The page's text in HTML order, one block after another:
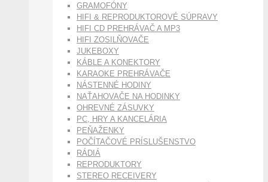
GRAMOFÓNY
HIFI & REPRODUKTOROVÉ SÚPRAVY
HIFI CD PREHRÁVAČ A MP3
HIFI ZOSILŇOVAČE
JUKEBOXY
KÁBLE A KONEKTORY
KARAOKE PREHRÁVAČE
NÁSTENNÉ HODINY
NAŤAHOVAČE NA HODINKY
OHREVNÉ ZÁSUVKY
PC, HRY A KANCELÁRIA
PEŇAŽENKY
POČÍTAČOVÉ PRÍSLUŠENSTVO
RÁDIÁ
REPRODUKTORY
STEREO RECEIVERY